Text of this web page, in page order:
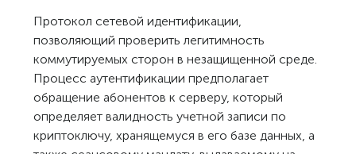
Протокол сетевой идентификации,
позволяющий проверить легитимность
коммутируемых сторон в незащищенной среде.
Процесс аутентификации предполагает
обращение абонентов к серверу, который
определяет валидность учетной записи по
криптоключу, хранящемуся в его базе данных, а